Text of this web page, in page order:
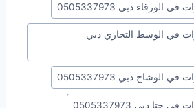
دبي 0505337973
في الوسط التجاري دبي
دبي 0505337973
دبي 0505337973